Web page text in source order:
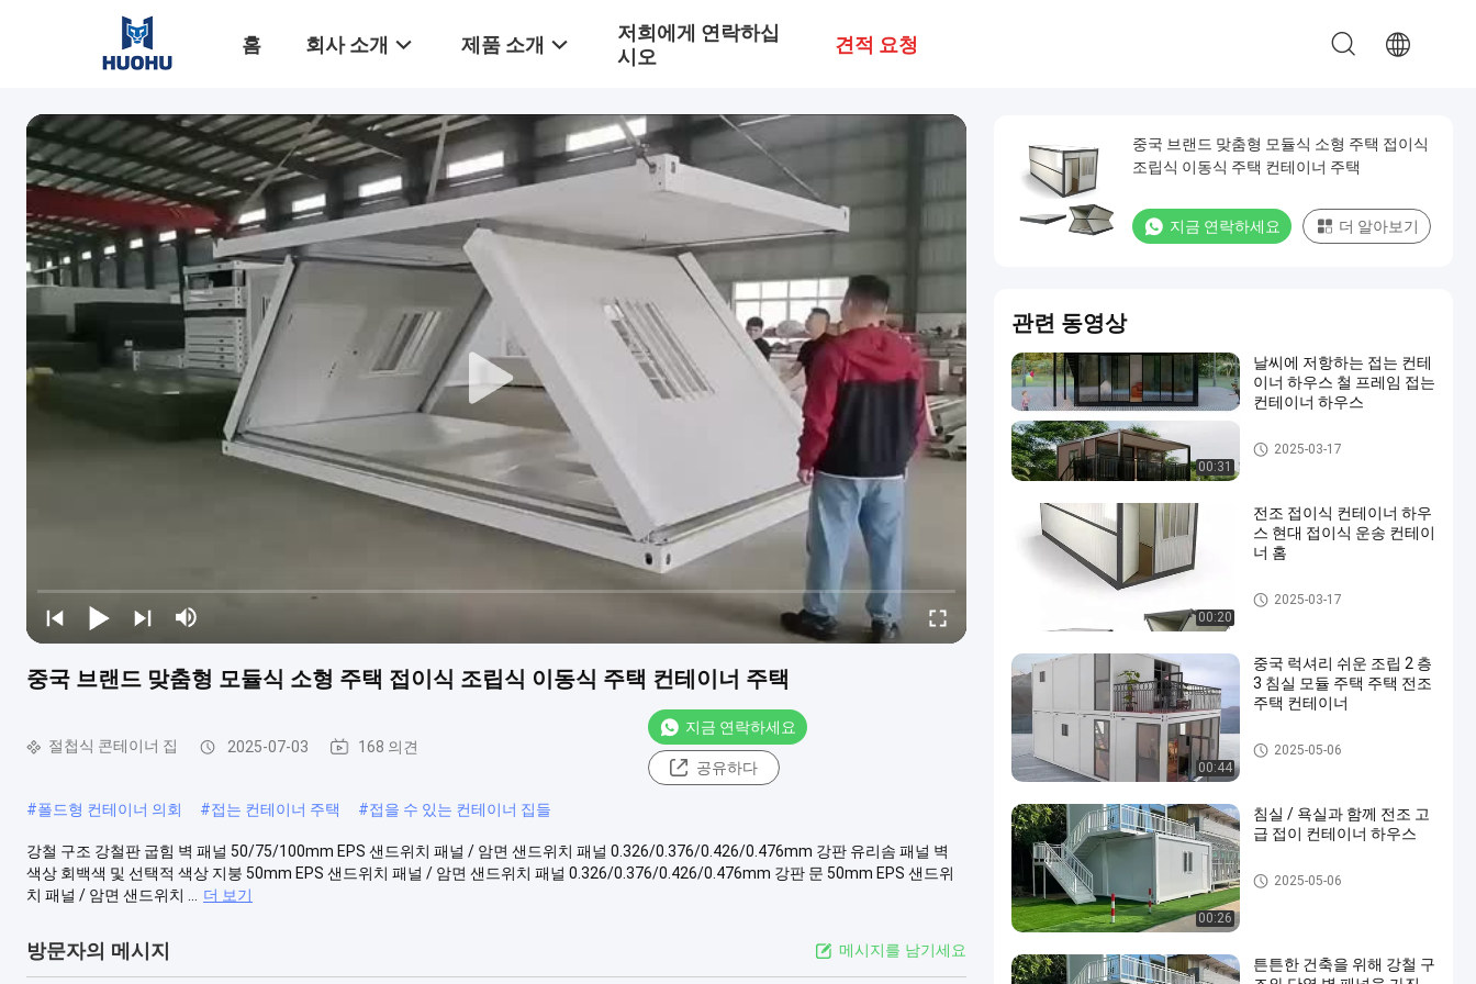
홈 회사 소개 제품 소개
저희에게 연락하십
시오
견적 요청
중국 브랜드 맞춤형 모듈식 소형 주택 접이식 조립식 이동식 주택 컨테이너 주택
절첩식 콘테이너 집 2025-07-03 168 의견
지금 연락하세요
공유하다
#폴드형 컨테이너 의회 #접는 컨테이너 주택 #접을 수 있는 컨테이너 집들
강철 구조 강철판 굽힘 벽 패널 50/75/100mm EPS 샌드위치 패널 / 암면 샌드위치 패널 0.326/0.376/0.426/0.476mm 강판 유리솜 패널 벽
색상 회백색 및 선택적 색상 지붕 50mm EPS 샌드위치 패널 / 암면 샌드위치 패널 0.326/0.376/0.426/0.476mm 강판 문 50mm EPS 샌드위
치 패널 / 암면 샌드위치 ...
더 보기
방문자의 메시지 메시지를 남기세요
중국 브랜드 맞춤형 모듈식 소형 주택 접이식
조립식 이동식 주택 컨테이너 주택
지금 연락하세요 더 알아보기
관련 동영상
00:31
날씨에 저항하는 접는 컨테
이너 하우스 철 프레임 접는
컨테이너 하우스
절첩식 콘테이너 집
2025-03-17
00:20
전조 접이식 컨테이너 하우
스 현대 접이식 운송 컨테이
너 홈
절첩식 콘테이너 집
2025-03-17
00:44
중국 럭셔리 쉬운 조립 2 층
3 침실 모듈 주택 주택 전조
주택 컨테이너
절첩식 콘테이너 집
2025-05-06
00:26
침실 / 욕실과 함께 전조 고
급 접이 컨테이너 하우스
절첩식 콘테이너 집
2025-05-06
튼튼한 건축을 위해 강철 구